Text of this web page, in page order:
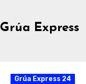
Grúa Express
Grúa Express 24